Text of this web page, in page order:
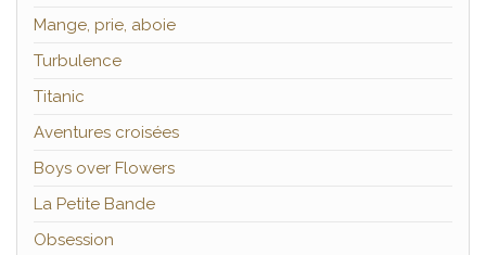
Mange, prie, aboie
Turbulence
Titanic
Aventures croisées
Boys over Flowers
La Petite Bande
Obsession